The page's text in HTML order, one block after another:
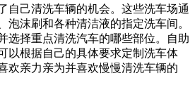
自己清洗车辆的机会。这些洗车场通
泡沫刷和各种清洁液的指定洗车间。
选择重点清洗汽车的哪些部位。自助
以根据自己的具体要求定制洗车体
欢亲力亲为并喜欢慢慢清洗车辆的